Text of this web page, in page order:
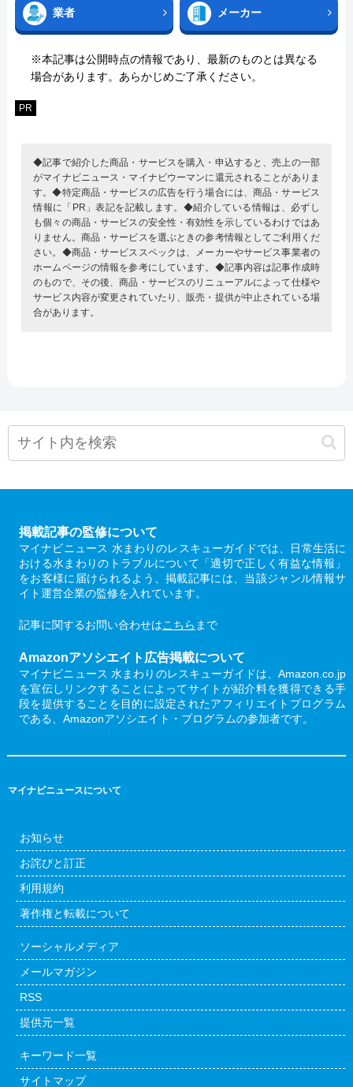
業者 メーカー
※本記事は公開時点の情報であり、最新のものとは異なる
場合があります。あらかじめご了承ください。
PR
◆記事で紹介した商品・サービスを購入・申込すると、売上の一部
がマイナビニュース・マイナビウーマンに還元されることがありま
す。◆特定商品・サービスの広告を行う場合には、商品・サービス
情報に「PR」表記を記載します。◆紹介している情報は、必ずし
も個々の商品・サービスの安全性・有効性を示しているわけではあ
りません。商品・サービスを選ぶときの参考情報としてご利用くだ
さい。◆商品・サービススペックは、メーカーやサービス事業者の
ホームページの情報を参考にしています。◆記事内容は記事作成時
のもので、その後、商品・サービスのリニューアルによって仕様や
サービス内容が変更されていたり、販売・提供が中止されている場
合があります。
掲載記事の監修について
マイナビニュース 水まわりのレスキューガイドでは、日常生活に
おける水まわりのトラブルについて「適切で正しく有益な情報」
をお客様に届けられるよう、掲載記事には、当該ジャンル情報サ
イト運営企業の監修を入れています。
記事に関するお問い合わせはこちら まで
Amazonアソシエイト広告掲載について
マイナビニュース 水まわりのレスキューガイドは、Amazon.co.jp
を宣伝しリンクすることによってサイトが紹介料を獲得できる手
段を提供することを目的に設定されたアフィリエイトプログラム
である、Amazonアソシエイト・プログラムの参加者です。
マイナビニュースについて
お知らせ
お詫びと訂正
利用規約
著作権と転載について
ソーシャルメディア
メールマガジン
RSS
提供元一覧
キーワード一覧
サイトマップ